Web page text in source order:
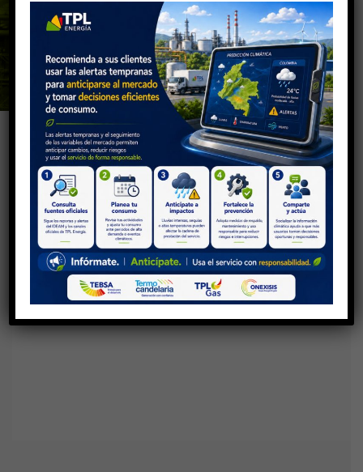
CONOZCA MÁS
UBICACIÓN GEOGRÁFICA
_____